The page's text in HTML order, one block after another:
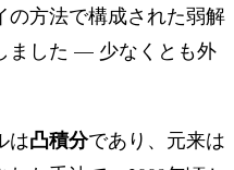
の方法で構成された弱解
ました — 少なくとも外
は凸積分であり、元来は